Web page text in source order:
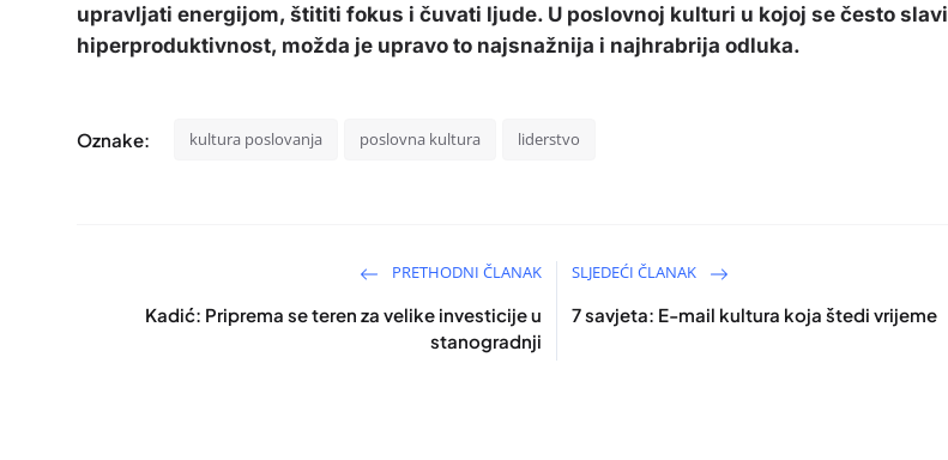
upravljati energijom, štititi fokus i čuvati ljude. U poslovnoj kulturi u kojoj se često slavi
hiperproduktivnost, možda je upravo to najsnažnija i najhrabrija odluka.
Oznake: kultura poslovanja poslovna kultura liderstvo
PRETHODNI ČLANAK
Kadić: Priprema se teren za velike investicije u
stanogradnji
SLJEDEĆI ČLANAK
7 savjeta: E-mail kultura koja štedi vrijeme